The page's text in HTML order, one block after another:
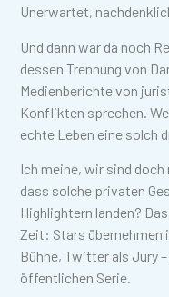
Unerwartet,
Und dann war da noch
dessen Trennung von
Medienberichte von
Konflikten sprechen.
echte Leben eine solch
Ich meine, wir sind doch
dass solche privaten
Highlightern landen?
Zeit: Stars übernehmen
Bühne, Twitter als Jury
öffentlichen Serie.